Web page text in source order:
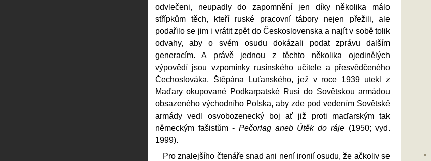
odvlečeni, neupadly do zapomnění jen díky několika málo
střípkům těch, kteří ruské pracovní tábory nejen přežili, ale
podařilo se jim i vrátit zpět do Československa a najít v sobě tolik
odvahy, aby o svém osudu dokázali podat zprávu dalším
generacím. A právě jednou z těchto několika ojedinělých
výpovědí jsou vzpomínky rusínského učitele a přesvědčeného
Čechoslováka, Štěpána Luťanského, jež v roce 1939 utekl z
Maďary okupované Podkarpatské Rusi do Sovětskou armádou
obsazeného východního Polska, aby zde pod vedením Sovětské
armády vedl osvobozenecký boj ať již proti maďarským tak
německým fašistům - Pečorlag aneb Útěk do ráje (1950; vyd.
1999).
Pro znalejšího čtenáře snad ani není ironií osudu, že ačkoliv se